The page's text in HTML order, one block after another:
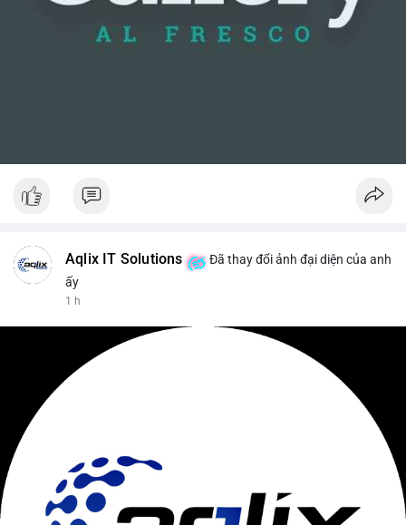
Aqlix IT Solutions
Đã thay đổi ảnh đại diện của anh
ấy
1 h